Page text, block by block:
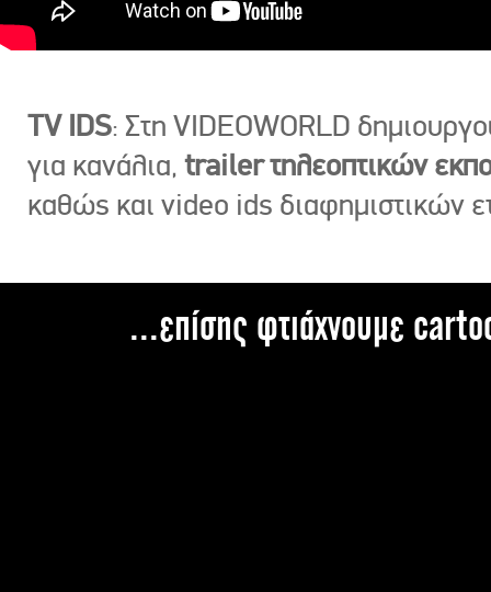
TV IDS: Στη VIDEOWORLD
για κανάλια, trailer τηλεοπτικών
καθώς και video ids διαφημιστικών
...επίσης φτιάχνουμε